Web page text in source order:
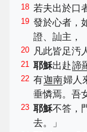
18 若夫出於口
19 發於心者，
證、訕主，
20 凡此皆足汚
21 耶穌出赴諦
22 有迦南婦人
垂憐焉。吾
23 耶穌不答，
去。」